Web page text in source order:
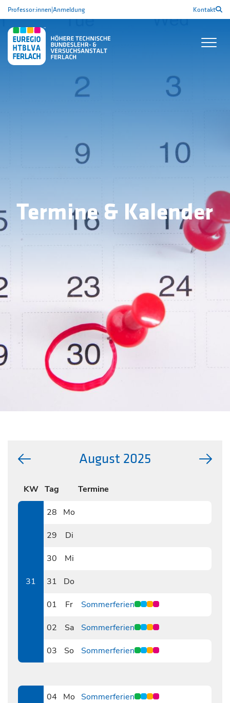
Professor:innen|Anmeldung Kontakt
Termine & Kalender
August 2025
KW Tag Termine
31
28
Mo
29
Di
30
Mi
31
Do
01
Fr Sommerferien
02
Sa Sommerferien
03
So Sommerferien
04
Mo Sommerferien